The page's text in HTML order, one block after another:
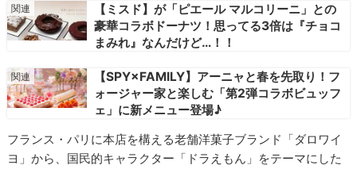
【ミスド】が「ピエール マルコリーニ」との
豪華コラボドーナツ！思ってる3倍は『チョコ
まみれ』なんだけど…！！
【SPY×FAMILY】アーニャと春を先取り！フ
ォージャー家と楽しむ「第2弾コラボビュッフ
ェ」に新メニュー登場♪
フランス・パリに本店を構える老舗洋菓子ブランド「ダロワイ
ヨ」から、国民的キャラクター「ドラえもん」をテーマにした